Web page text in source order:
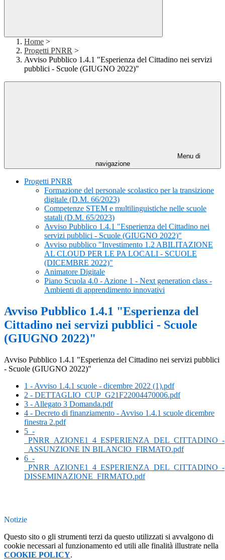
Home >
Progetti PNRR >
Avviso Pubblico 1.4.1 "Esperienza del Cittadino nei servizi
pubblici - Scuole (GIUGNO 2022)"
Menu di
navigazione
Progetti PNRR
Formazione del personale scolastico per la transizione
digitale (D.M. 66/2023)
Competenze STEM e multilinguistiche nelle scuole
statali (D.M. 65/2023)
Avviso Pubblico 1.4.1 "Esperienza del Cittadino nei
servizi pubblici - Scuole (GIUGNO 2022)"
Avviso pubblico "Investimento 1.2 ABILITAZIONE
AL CLOUD PER LE PA LOCALI - SCUOLE
(DICEMBRE 2022)"
Animatore Digitale
Piano Scuola 4.0 - Azione 1 - Next generation class -
Ambienti di apprendimento innovativi
Avviso Pubblico 1.4.1 "Esperienza del
Cittadino nei servizi pubblici - Scuole
(GIUGNO 2022)"
Avviso Pubblico 1.4.1 "Esperienza del Cittadino nei servizi pubblici
- Scuole (GIUGNO 2022)"
1 - Avviso 1.4.1 scuole - dicembre 2022 (1).pdf
2 - DETTAGLIO_CUP_G21F22004470006.pdf
3 - Allegato 3 Domanda.pdf
4 - Decreto di finanziamento - Avviso 1.4.1 scuole dicembre
finestra 2.pdf
5_-
_PNRR_AZIONE1_4_ESPERIENZA_DEL_CITTADINO_-
_ASSUNZIONE IN BILANCIO_FIRMATO.pdf
6_-
_PNRR_AZIONE1_4_ESPERIENZA_DEL_CITTADINO_-
DISSEMINAZIONE_FIRMATO.pdf
Notizie
Questo sito o gli strumenti terzi da questo utilizzati si avvalgono di
cookie necessari al funzionamento ed utili alle finalità illustrate nella
COOKIE POLICY.